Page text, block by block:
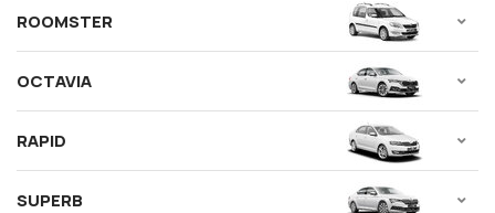
ROOMSTER
OCTAVIA
RAPID
SUPERB